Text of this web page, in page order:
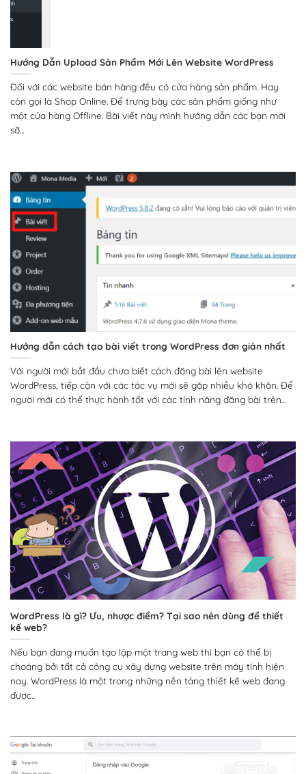
Hướng Dẫn Upload Sản Phẩm Mới Lên Website WordPress
Đối với các website bán hàng đều có cửa hàng sản phẩm. Hay
còn gọi là Shop Online. Để trưng bày các sản phẩm giống như
một cửa hàng Offline. Bài viết này mình hướng dẫn các bạn mới
sỡ...
Hướng dẫn cách tạo bài viết trong WordPress đơn giản nhất
Với người mới bắt đầu chưa biết cách đăng bài lên website
WordPress, tiếp cận với các tác vụ mới sẽ gặp nhiều khó khăn. Để
người mới có thể thực hành tốt với các tính năng đăng bài trên...
WordPress là gì? Ưu, nhược điểm? Tại sao nên dùng để thiết
kế web?
Nếu bạn đang muốn tạo lập một trang web thì bạn có thể bị
choáng bởi tất cả công cụ xây dựng website trên máy tính hiện
nay. WordPress là một trong những nền tảng thiết kế web đang
được...